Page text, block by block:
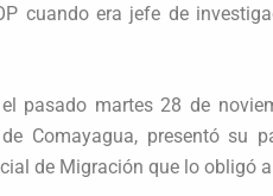
cuando era jefe de
pasado martes 28 de
Comayagua, presentó su
de Migración que lo obligó